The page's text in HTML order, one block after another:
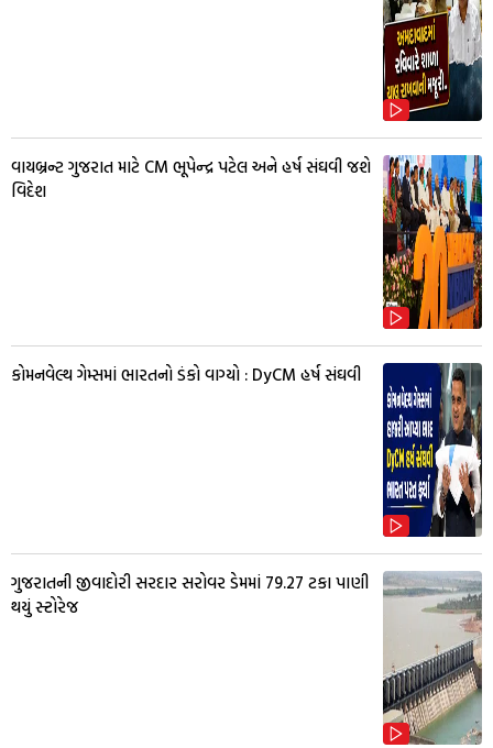
વાયબ્રન્ટ ગુજરાત માટે CM ભૂપેન્દ્ર પટેલ અને હર્ષ સંઘવી જશે
વિદેશ
કોમનવેલ્થ ગેમ્સમાં ભારતનો ડંકો વાગ્યો : DyCM હર્ષ સંઘવી
ગુજરાતની જીવાદોરી સરદાર સરોવર ડેમમાં 79.27 ટકા પાણી
થયું સ્ટોરેજ